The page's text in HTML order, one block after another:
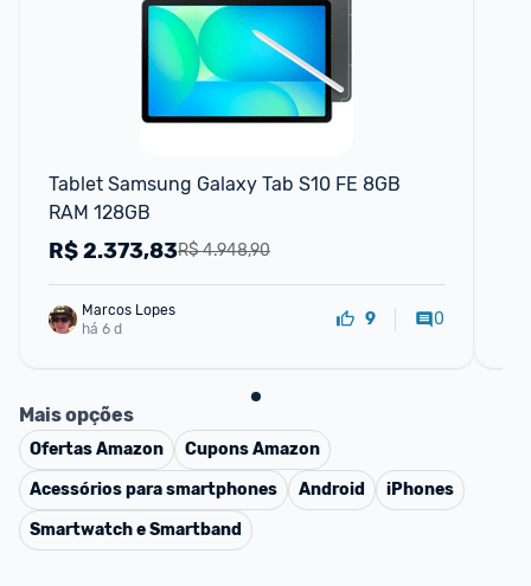
Tablet Samsung Galaxy Tab S10 FE 8GB
RAM 128GB
R$ 4.948,90
R$2.373,83
Marcos Lopes
há 6 d
9 0
Mais opções
OfertasAmazon CuponsAmazon
Acessórios para smartphones
Android
iPhones
Smartwatch e Smartband